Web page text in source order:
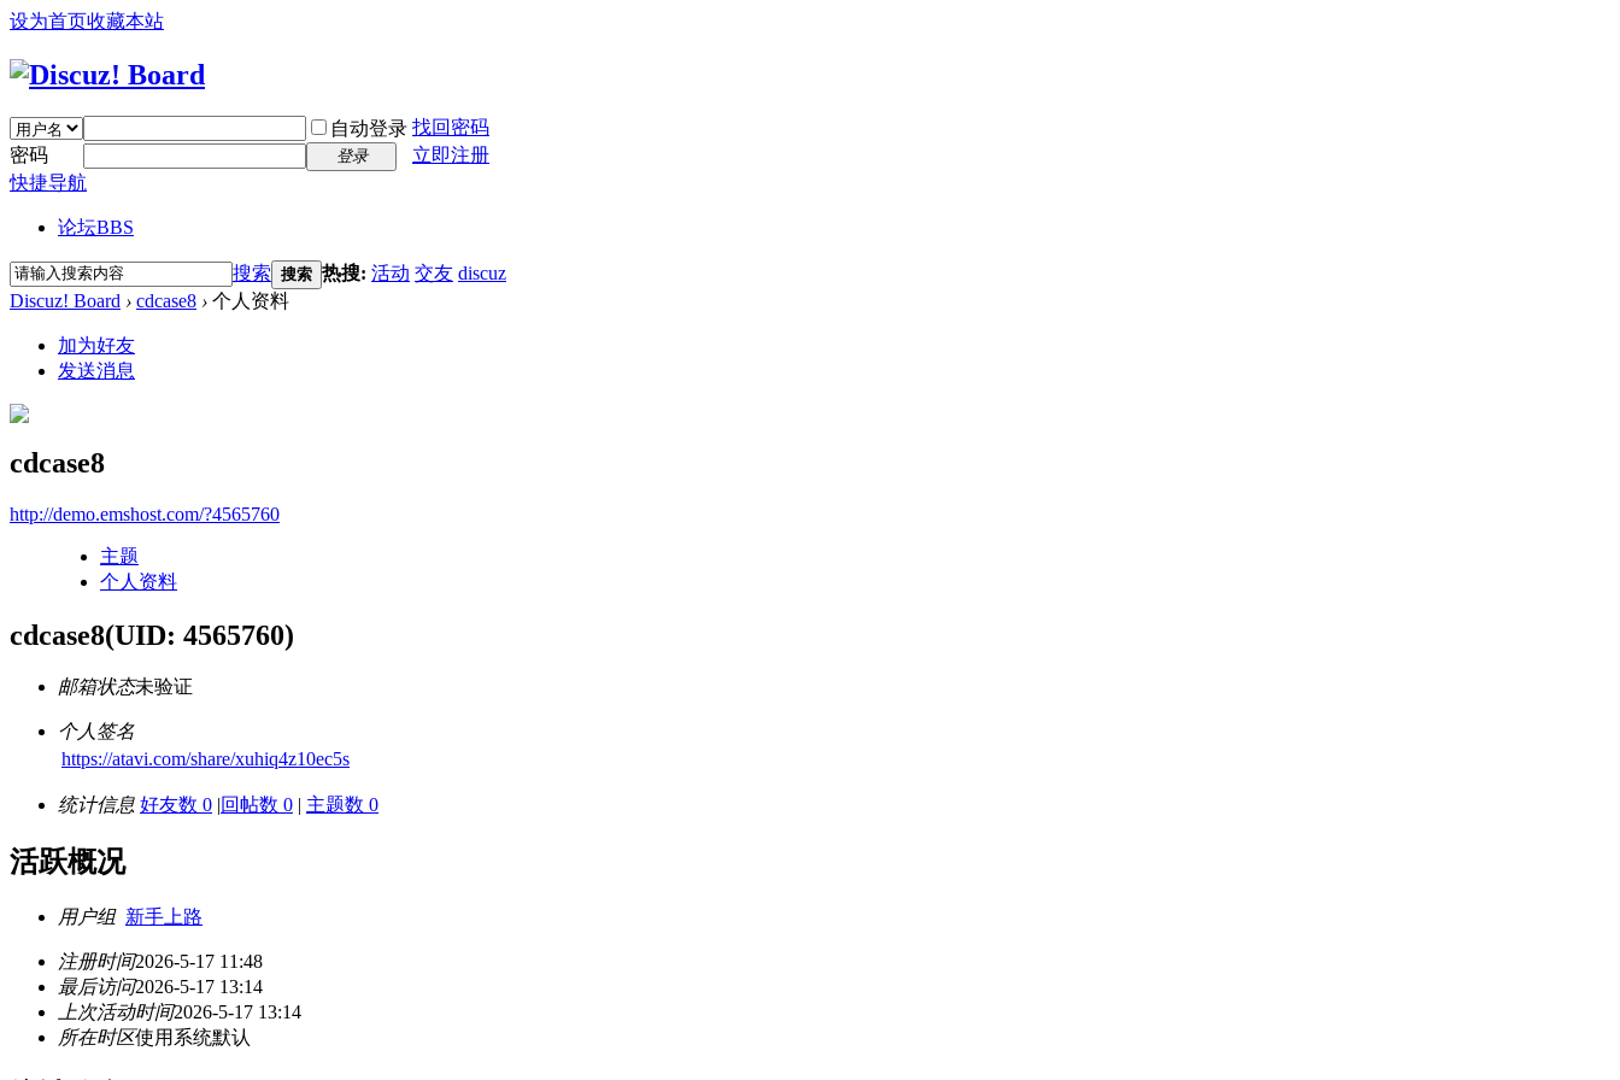
设为首页收藏本站
自动登录 找回密码
密码
登录
立即注册
快捷导航
论坛BBS
搜索 搜索 热搜: 活动 交友 discuz
Discuz! Board › cdcase8 › 个人资料
加为好友
发送消息
cdcase8
http://demo.emshost.com/?4565760
主题
个人资料
cdcase8(UID: 4565760)
邮箱状态未验证
个人签名
https://atavi.com/share/xuhiq4z10ec5s
统计信息 好友数 0 |回帖数 0 | 主题数 0
活跃概况
用户组 新手上路
注册时间2026-5-17 11:48
最后访问2026-5-17 13:14
上次活动时间2026-5-17 13:14
所在时区使用系统默认